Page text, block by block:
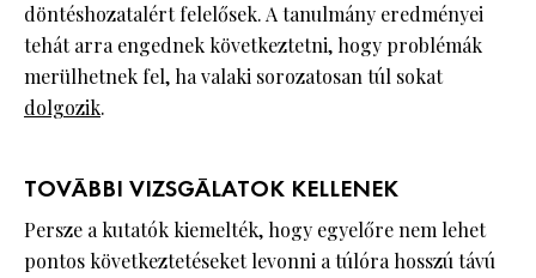
döntéshozatalért felelősek. A tanulmány eredményei
tehát arra engednek következtetni, hogy problémák
merülhetnek fel, ha valaki sorozatosan túl sokat
dolgozik.
TOVÁBBI VIZSGÁLATOK KELLENEK
Persze a kutatók kiemelték, hogy egyelőre nem lehet
pontos következtetéseket levonni a túlóra hosszú távú